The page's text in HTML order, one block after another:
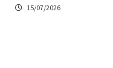
15/07/2026